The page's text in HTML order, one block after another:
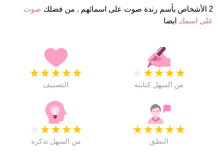
2 الأشخاص بأسم رندة صوت على اسمائهم . من فضلك
صوت
على اسمك ايضا
★
★
★
★
★
التصنيف
★
★
★
★
من السهل كتابته
★
★
★
★
من السهل تذكره
★
★
★
★
★
النطق